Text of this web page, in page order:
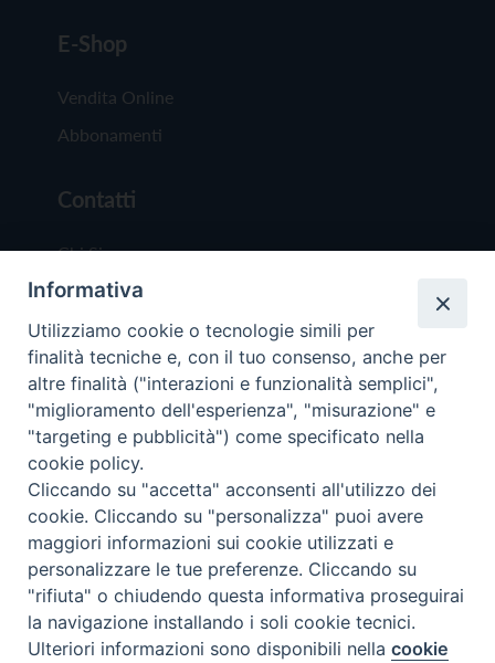
E-Shop
Vendita Online
Abbonamenti
Contatti
Chi Siamo
Redazione
Scrivici
Copyright © 2019 - Tutti i diritti riservati - Vita
Trentina Editrice
Privacy Policy
Torna
Preferenze Cookie
Informativa
Utilizziamo cookie o tecnologie simili per
finalità tecniche e, con il tuo consenso, anche per
altre finalità ("interazioni e funzionalità semplici",
"miglioramento dell'esperienza", "misurazione" e
"targeting e pubblicità") come specificato nella
cookie policy.
Cliccando su "accetta" acconsenti all'utilizzo dei
cookie. Cliccando su "personalizza" puoi avere
maggiori informazioni sui cookie utilizzati e
personalizzare le tue preferenze. Cliccando su
"rifiuta" o chiudendo questa informativa proseguirai
la navigazione installando i soli cookie tecnici.
Ulteriori informazioni sono disponibili nellacookie